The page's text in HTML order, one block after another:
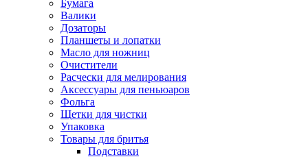
Бумага
Валики
Дозаторы
Планшеты и лопатки
Масло для ножниц
Очистители
Расчески для мелирования
Аксессуары для пеньюаров
Фольга
Щетки для чистки
Упаковка
Товары для бритья
Подставки